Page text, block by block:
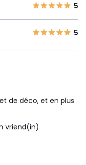
5
5
de déco, et en plus
vriend(in)